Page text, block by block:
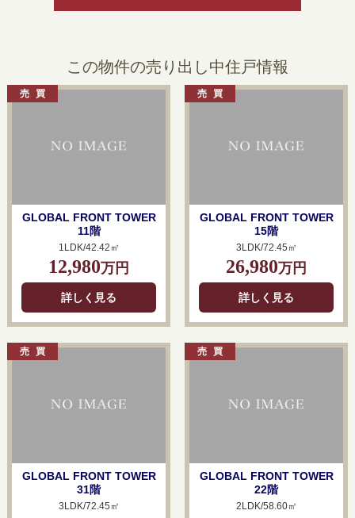
この物件の売り出し中住戸情報
GLOBAL FRONT TOWER
11階
1LDK/42.42㎡
12,980万円
詳しく見る
GLOBAL FRONT TOWER
15階
3LDK/72.45㎡
26,980万円
詳しく見る
GLOBAL FRONT TOWER
31階
3LDK/72.45㎡
GLOBAL FRONT TOWER
22階
2LDK/58.60㎡